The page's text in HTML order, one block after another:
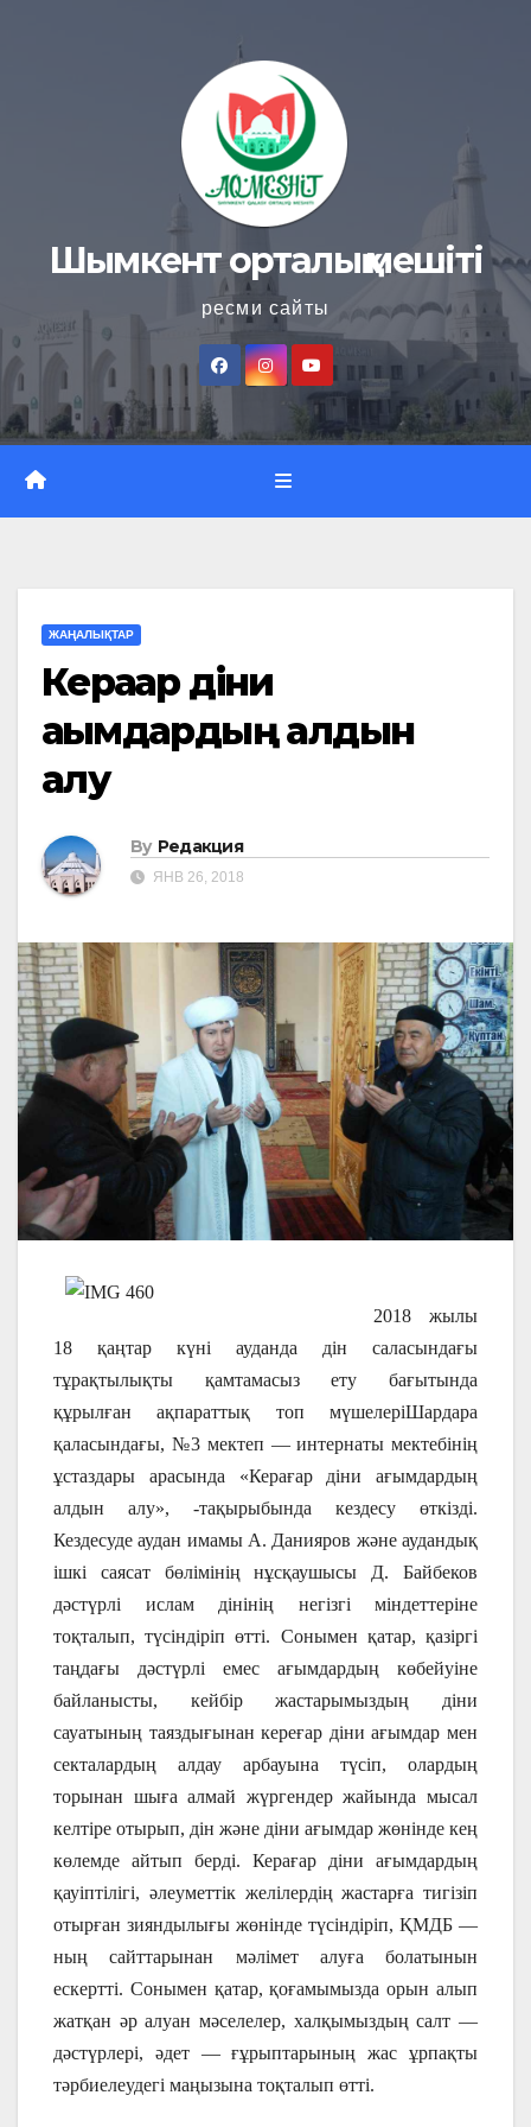
Шымкент орталық мешіті
ресми сайты
ЖАҢАЛЫҚТАР
Керағар діни
ағымдардың алдын
алу
By Редакция
ЯНВ 26, 2018
2018 жылы
18 қаңтар күні ауданда дін саласындағы
тұрақтылықты қамтамасыз ету бағытында
құрылған ақпараттық топ мүшелеріШардара
қаласындағы, №3 мектеп — интернаты мектебінің
ұстаздары арасында «Керағар діни ағымдардың
алдын алу», -тақырыбында кездесу өткізді.
Кездесуде аудан имамы А. Данияров және аудандық
ішкі саясат бөлімінің нұсқаушысы Д. Байбеков
дәстүрлі ислам дінінің негізгі міндеттеріне
тоқталып, түсіндіріп өтті. Сонымен қатар, қазіргі
таңдағы дәстүрлі емес ағымдардың көбейуіне
байланысты, кейбір жастарымыздың діни
сауатының таяздығынан кереғар діни ағымдар мен
секталардың алдау арбауына түсіп, олардың
торынан шыға алмай жүргендер жайында мысал
келтіре отырып, дін және діни ағымдар жөнінде кең
көлемде айтып берді. Керағар діни ағымдардың
қауіптілігі, әлеуметтік желілердің жастарға тигізіп
отырған зияндылығы жөнінде түсіндіріп, ҚМДБ —
ның сайттарынан мәлімет алуға болатынын
ескертті. Сонымен қатар, қоғамымызда орын алып
жатқан әр алуан мәселелер, халқымыздың салт —
дәстүрлері, әдет — ғұрыптарының жас ұрпақты
тәрбиелеудегі маңызына тоқталып өтті.